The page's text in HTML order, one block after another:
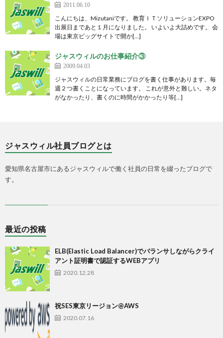
2011.06.10
こんにちは、Mizutaniです。 教育ＩＴソリューションEXPO
出展日まであと１月になりました。 いよいよ大詰めです。 会
場は東京ビッグサイトで開か[…]
ジャスウィルのお仕事紹介③
2009.04.03
ジャスウィルの日常業務にブログを書く仕事があります。毎
週２つ書くことになっています。 これが意外と難しい。ネタ
がなかったり、書くのに時間がかかったり等[…]
ジャスウィル社員ブログとは
愛知県名古屋市にあるジャスウィルで働く社員の日常を綴ったブログで
す。
最近の投稿
ELB(Elastic Load Balancer)でバランサしながらクライ
アント証明書で認証するWEBアプリ
2020.12.28
祝SES東京リージョン@AWS
2020.07.16